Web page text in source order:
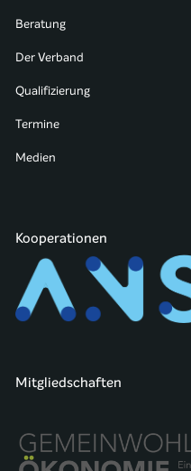
Beratung
Der Verband
Qualifizierung
Termine
Medien
Kooperationen
Mitgliedschaften